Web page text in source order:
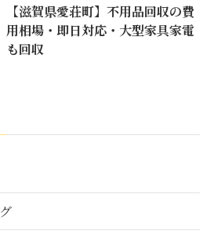
【滋賀県愛荘町】不用品回収の費
用相場・即日対応・大型家具家電
も回収